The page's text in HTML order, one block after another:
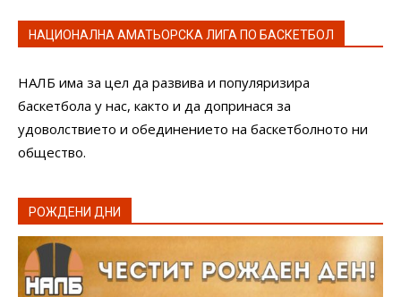
НАЦИОНАЛНА АМАТЬОРСКА ЛИГА ПО БАСКЕТБОЛ
НАЛБ има за цел да развива и популяризира
баскетбола у нас, както и да допринася за
удоволствието и обединението на баскетболното ни
общество.
РОЖДЕНИ ДНИ